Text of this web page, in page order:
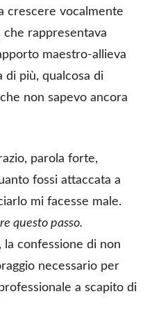
crescere vocalmente
rappresentava
maestro-allieva
di più, qualcosa di
non sapevo ancora
parola forte,
fossi attaccata a
mi facesse male.
questo passo.
la confessione di non
necessario per
a scapito di